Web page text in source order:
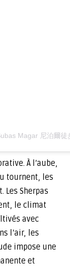
Magar 尼泊爾
À l’aube,
tournent, les
Les Sherpas
le climat
avec
l’air, les
impose une
et